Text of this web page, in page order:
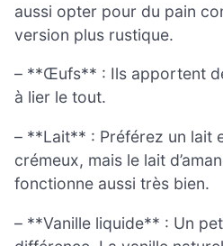
aussi opter pour du pain
version plus rustique.
– **Œufs** : Ils apportent
à lier le tout.
– **Lait** : Préférez un lait
crémeux, mais le lait
fonctionne aussi très bien.
– **Vanille liquide** : Un